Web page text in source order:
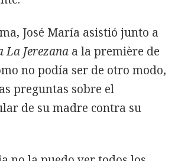
José María asistió junto a
La Jerezana a la première de
no podía ser de otro modo,
preguntas sobre el
de su madre contra su